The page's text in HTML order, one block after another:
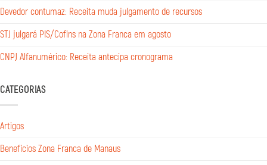
Devedor contumaz: Receita muda julgamento de recursos
STJ julgará PIS/Cofins na Zona Franca em agosto
CNPJ Alfanumérico: Receita antecipa cronograma
CATEGORIAS
Artigos
Benefícios Zona Franca de Manaus